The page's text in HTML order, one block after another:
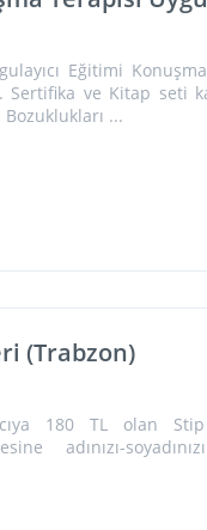
Eğitimi
Sertifika ve Kitap seti
...
(Trabzon)
180 TL olan
adınızı-